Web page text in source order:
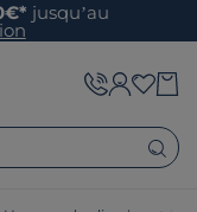
jusqu’au